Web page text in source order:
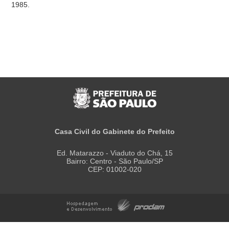
1985.
Casa Civil do Gabinete do Prefeito
Ed. Matarazzo - Viaduto do Chá, 15
Bairro: Centro - São Paulo/SP
CEP: 01002-020